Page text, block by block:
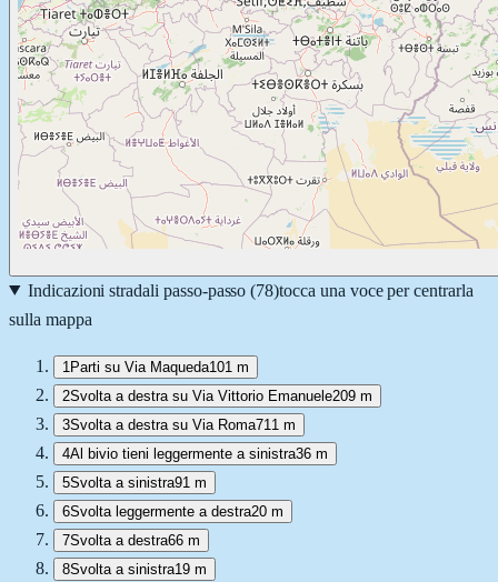
Indicazioni stradali passo-passo (78)tocca una voce per centrarla
sulla mappa
1 Parti su Via Maqueda101 m
2Svolta a destra su Via Vittorio Emanuele209 m
3Svolta a destra su Via Roma711 m
4Al bivio tieni leggermente a sinistra36 m
5Svolta a sinistra91 m
6Svolta leggermente a destra20 m
7Svolta a destra66 m
8Svolta a sinistra19 m